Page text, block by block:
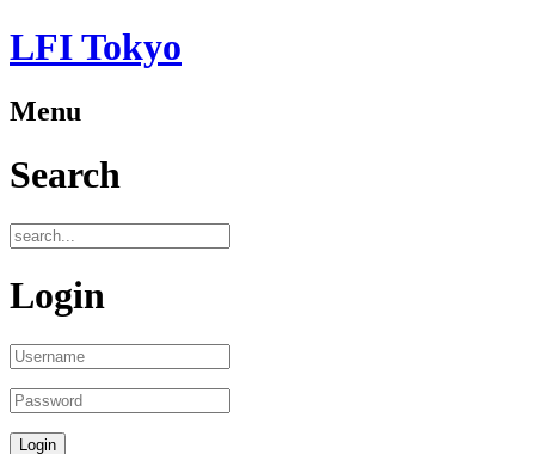
LFI Tokyo
Menu
Search
Login